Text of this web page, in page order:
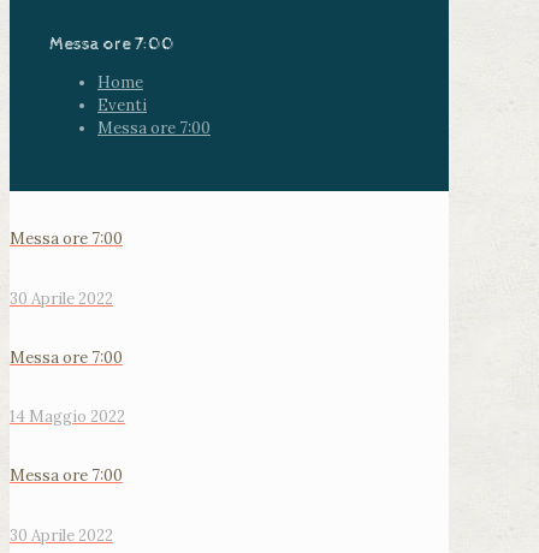
Messa ore 7:00
Home
Eventi
Messa ore 7:00
Messa ore 7:00
30 Aprile 2022
Messa ore 7:00
14 Maggio 2022
Messa ore 7:00
30 Aprile 2022